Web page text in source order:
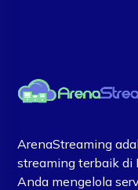
ArenaStreaming
streaming terbaik di
Anda mengelola